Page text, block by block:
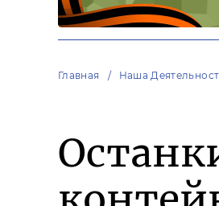
Главная Наша